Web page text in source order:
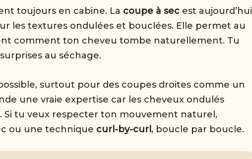
toujours en cabine. La coupe à sec est aujourd’hui
les textures ondulées et bouclées. Elle permet au
comment ton cheveu tombe naturellement. Tu
au séchage.
surtout pour des coupes droites comme un
une vraie expertise car les cheveux ondulés
Si tu veux respecter ton mouvement naturel,
ou une technique curl-by-curl , boucle par boucle.